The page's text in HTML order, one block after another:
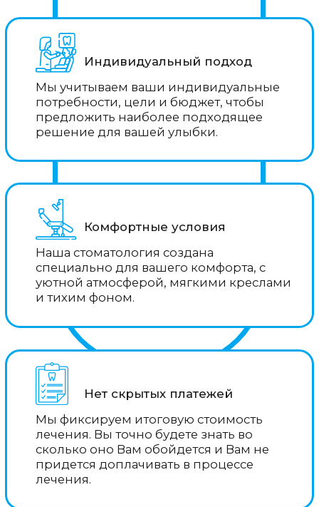
Запишитесь
на прием
Заполните форму и мы свяжемся с
Вами в скором времени
Ваше имя
Нажимая кнопку «Записаться», Вы даете
согласиена обработку Ваших персональных
данных в соответствии с
Записаться
Команда опытных
специалистов